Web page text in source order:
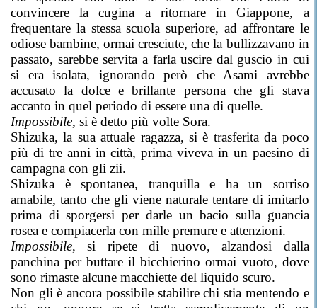
convincere la cugina a ritornare in Giappone, a
frequentare la stessa scuola superiore, ad affrontare le
odiose bambine, ormai cresciute, che la bullizzavano in
passato, sarebbe servita a farla uscire dal guscio in cui
si era isolata, ignorando però che Asami avrebbe
accusato la dolce e brillante persona che gli stava
accanto in quel periodo di essere una di quelle.
Impossibile, si è detto più volte Sora.
Shizuka, la sua attuale ragazza, si è trasferita da poco
più di tre anni in città, prima viveva in un paesino di
campagna con gli zii.
Shizuka è spontanea, tranquilla e ha un sorriso
amabile, tanto che gli viene naturale tentare di imitarlo
prima di sporgersi per darle un bacio sulla guancia
rosea e compiacerla con mille premure e attenzioni.
Impossibile, si ripete di nuovo, alzandosi dalla
panchina per buttare il bicchierino ormai vuoto, dove
sono rimaste alcune macchiette del liquido scuro.
Non gli è ancora possibile stabilire chi stia mentendo e